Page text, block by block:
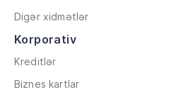
Digər xidmətlər
Korporativ
Kreditlər
Biznes kartlar